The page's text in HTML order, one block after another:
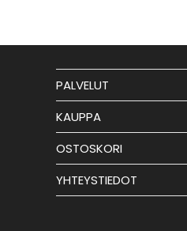
PALVELUT
KAUPPA
OSTOSKORI
YHTEYSTIEDOT